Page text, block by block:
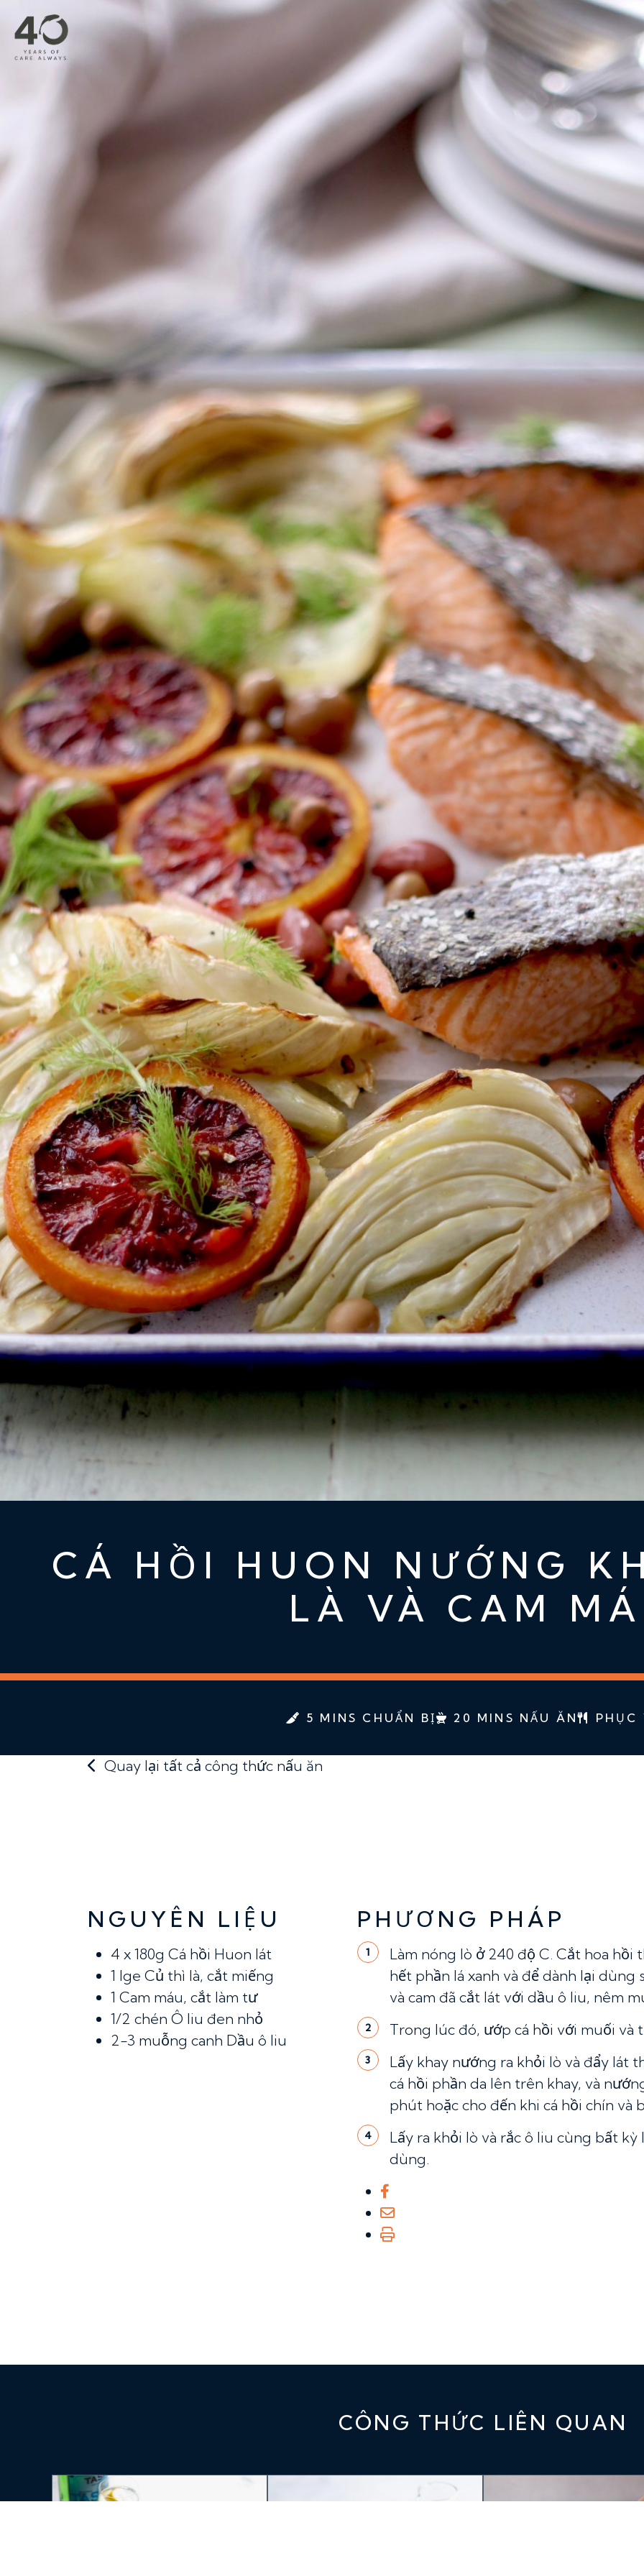
Bỏ qua nội dung chính
CÁ HỒI HUON NƯỚNG
LÀ VÀ CAM
5 MINS CHUẨN BỊ 20 MINS NẤU ĂN
Quay lại tất cả công thức nấu ăn
NGUYÊN LIỆU
4 x 180g Cá hồi Huon lát
1 lge Củ thì là, cắt miếng
1 Cam máu, cắt làm tư
1/2 chén Ô liu đen nhỏ
2-3 muỗng canh Dầu ô liu
PHƯƠNG PHÁP
1
Làm nóng lò ở 240 độ C. Cắt hoa
hết phần lá xanh và để dành lại
và cam đã cắt lát với dầu ô liu, nêm
2 Trong lúc đó, ướp cá hồi với muối và
3
Lấy khay nướng ra khỏi lò và đẩy lát
cá hồi phần da lên trên khay, và
phút hoặc cho đến khi cá hồi chín và
4
Lấy ra khỏi lò và rắc ô liu cùng bất
dùng.
CÔNG THỨC LIÊN QUAN